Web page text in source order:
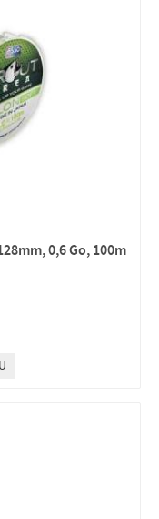
0,6 Go, 100m